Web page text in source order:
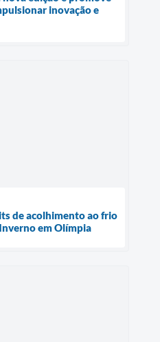
inovação e
de acolhimento ao frio
em Olímpia